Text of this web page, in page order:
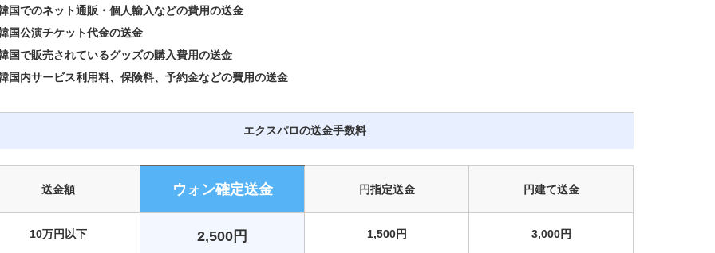
国でのネット通販・個人輸入などの費用の送金
国公演チケット代金の送金
国で販売されているグッズの購入費用の送金
国内サービス利用料、保険料、予約金などの費用の送金
エクスパロの送金手数料
送金額 ウォン確定送金 円指定送金 円建て送金
10万円以下 2,500円 1,500円 3,000円